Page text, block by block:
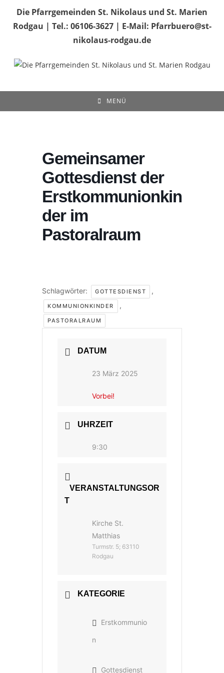
Inhalt
springen
Die Pfarrgemeinden St. Nikolaus und St. Marien
Rodgau | Tel.: 06106-3627 | E-Mail: Pfarrbuero@st-
nikolaus-rodgau.de
MENÜ
Gemeinsamer
Gottesdienst der
Erstkommunionkin
der im
Pastoralraum
Schlagwörter: GOTTESDIENST ,
KOMMUNIONKINDER ,
PASTORALRAUM
DATUM
23 März 2025
Vorbei!
UHRZEIT
9:30
VERANSTALTUNGSOR
T
Kirche St.
Matthias
Turmstr. 5; 63110
Rodgau
KATEGORIE
Erstkommunio
n
Gottesdienst